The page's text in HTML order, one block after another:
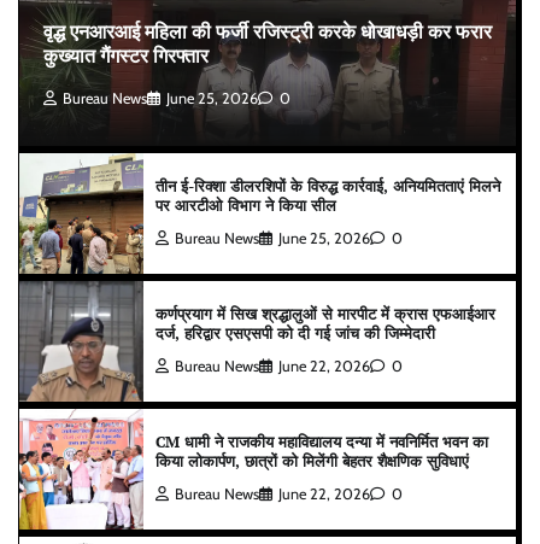
वृद्ध एनआरआई महिला की फर्जी रजिस्ट्री करके धोखाधड़ी कर फरार
कुख्यात गैंगस्टर गिरफ्तार
Bureau News June 25, 2026 0
तीन ई-रिक्शा डीलरशिपों के विरुद्ध कार्रवाई, अनियमितताएं मिलने
पर आरटीओ विभाग ने किया सील
Bureau News June 25, 2026 0
कर्णप्रयाग में सिख श्रद्धालुओं से मारपीट में क्रास एफआईआर
दर्ज, हरिद्वार एसएसपी को दी गई जांच की जिम्मेदारी
Bureau News June 22, 2026 0
CM धामी ने राजकीय महाविद्यालय दन्या में नवनिर्मित भवन का
किया लोकार्पण, छात्रों को मिलेंगी बेहतर शैक्षणिक सुविधाएं
Bureau News June 22, 2026 0